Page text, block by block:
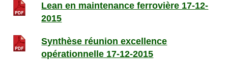
Lean en maintenance ferrovière 17-12-
2015
Synthèse réunion excellence
opérationnelle 17-12-2015